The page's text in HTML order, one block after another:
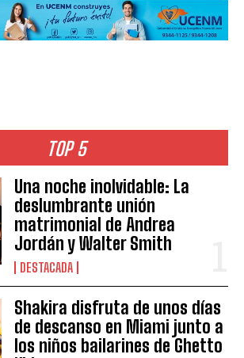
TOP 5
Una noche inolvidable: La
deslumbrante unión
matrimonial de Andrea
Jordán y Walter Smith
DESTACADA
Shakira disfruta de unos días
de descanso en Miami junto a
los niños bailarines de Ghetto